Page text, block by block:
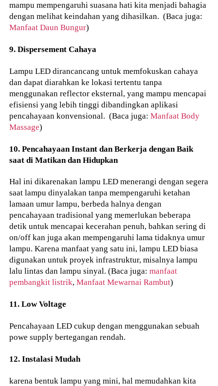
mampu mempengaruhi suasana hati kita menjadi bahagia
dengan melihat keindahan yang dihasilkan. (Baca juga:
Manfaat Daun Bungur)
9. Dispersement Cahaya
Lampu LED dirancancang untuk memfokuskan cahaya
dan dapat diarahkan ke lokasi tertentu tanpa
menggunakan reflector eksternal, yang mampu mencapai
efisiensi yang lebih tinggi dibandingkan aplikasi
pencahayaan konvensional. (Baca juga:Manfaat Body
Massage)
10. Pencahayaan Instant dan Berkerja dengan Baik
saat di Matikan dan Hidupkan
Hal ini dikarenakan lampu LED menerangi dengan segera
saat lampu dinyalakan tanpa mempengaruhi ketahan
lamaan umur lampu, berbeda halnya dengan
pencahayaan tradisional yang memerlukan beberapa
detik untuk mencapai kecerahan penuh, bahkan sering di
on/off kan juga akan mempengaruhi lama tidaknya umur
lampu. Karena manfaat yang satu ini, lampu LED biasa
digunakan untuk proyek infrastruktur, misalnya lampu
lalu lintas dan lampu sinyal. (Baca juga:manfaat
pembangkit listrik,Manfaat Mewarnai Rambut)
11. Low Voltage
Pencahayaan LED cukup dengan menggunakan sebuah
powe supply bertegangan rendah.
12. Instalasi Mudah
karena bentuk lampu yang mini, hal memudahkan kita